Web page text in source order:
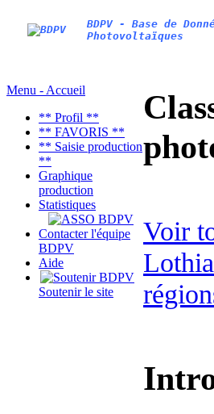
BDPV - Base de
Photovoltaïques
Menu - Accueil
** Profil **
** FAVORIS **
** Saisie production
**
Graphique
production
Statistiques
Contacter l'équipe
BDPV
Aide
Soutenir le site
Voir